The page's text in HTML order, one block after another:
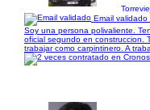
Email validado
Soy una persona polivaliente.
oficial segundo en construccion.
trabajar como carpintinero. A